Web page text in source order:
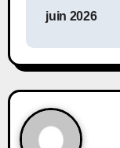
juin 2026